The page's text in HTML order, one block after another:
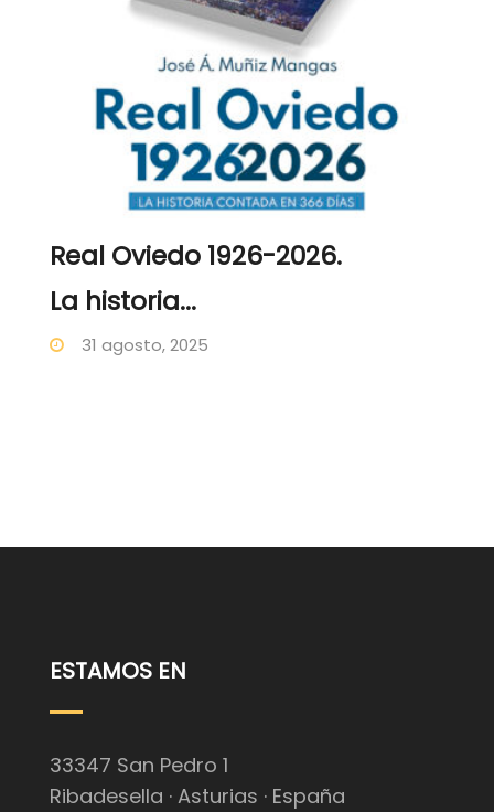
Real Oviedo 1926-2026.
La historia...
31 agosto, 2025
ESTAMOS EN
33347 San Pedro 1
Ribadesella · Asturias · España